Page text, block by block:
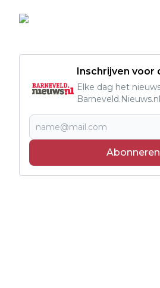
Inschrijven voor
Elke dag het
Abonneren